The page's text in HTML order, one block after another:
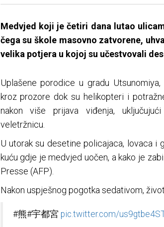
Medvjed koji je četiri dana lutao
čega su škole masovno zatvorene,
velika potjera u kojoj su učestvovali
Uplašene porodice u gradu
kroz prozore dok su helikopteri i
nakon više prijava viđenja,
veletržnicu.
U utorak su desetine policajaca, lovaca i
kuću gdje je medvjed uočen, a kako je
Presse (AFP).
Nakon uspješnog pogotka sedativom,
#熊#宇都宮 pic.twitter.com/